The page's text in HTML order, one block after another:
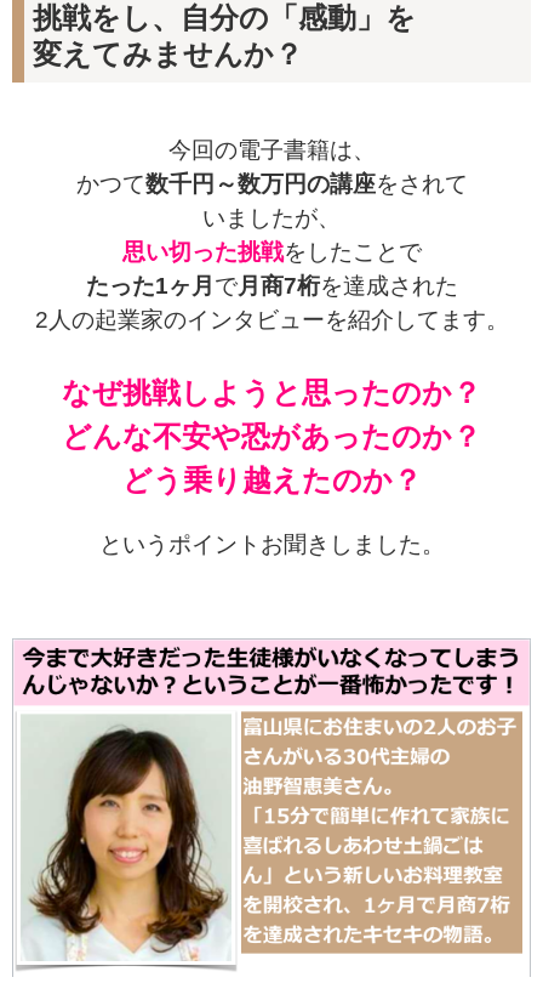
挑戦をし、自分の「感動」を
変えてみませんか？
今回の電子書籍は、
かつて数千円～数万円の講座をされて
いましたが、
思い切った挑戦をしたことで
たった1ヶ月 で月商7桁を達成された
2人の起業家のインタビューを紹介してます。
なぜ挑戦しようと思ったのか？
どんな不安や恐があったのか？
どう乗り越えたのか？
というポイントお聞きしました。